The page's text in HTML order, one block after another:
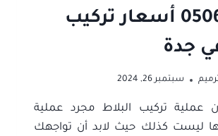
0506052278 أسعار تركيب
جدة
سبتمبر 26, 2024
عملية تركيب البلاط مجرد عملية
ليست كذلك حيث لابد أن تواجهك